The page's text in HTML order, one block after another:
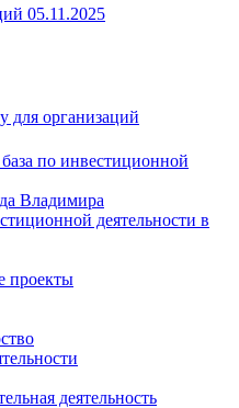
05.11.2025
для организаций
по инвестиционной
Владимира
деятельности в
проекты
деятельность